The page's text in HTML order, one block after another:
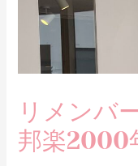
リメンバ
邦楽2000